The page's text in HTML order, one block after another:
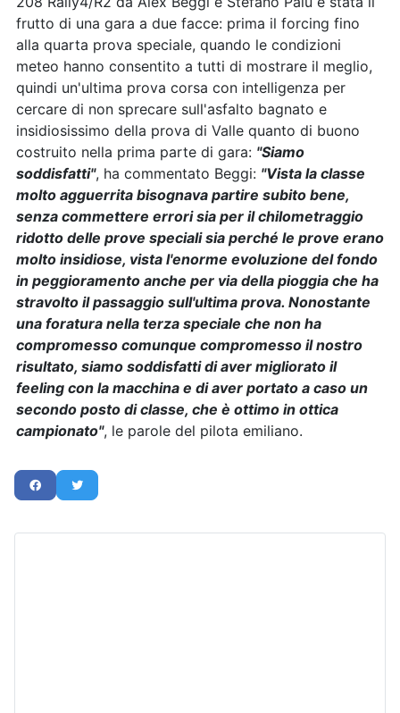
frutto di una gara a due facce: prima il forcing fino
alla quarta prova speciale, quando le condizioni
meteo hanno consentito a tutti di mostrare il meglio,
quindi un'ultima prova corsa con intelligenza per
cercare di non sprecare sull'asfalto bagnato e
insidiosissimo della prova di Valle quanto di buono
costruito nella prima parte di gara: "Siamo
soddisfatti", ha commentato Beggi: "Vista la classe
molto agguerrita bisognava partire subito bene,
senza commettere errori sia per il chilometraggio
ridotto delle prove speciali sia perché le prove erano
molto insidiose, vista l'enorme evoluzione del fondo
in peggioramento anche per via della pioggia che ha
stravolto il passaggio sull'ultima prova. Nonostante
una foratura nella terza speciale che non ha
compromesso comunque compromesso il nostro
risultato, siamo soddisfatti di aver migliorato il
feeling con la macchina e di aver portato a caso un
secondo posto di classe, che è ottimo in ottica
campionato", le parole del pilota emiliano.